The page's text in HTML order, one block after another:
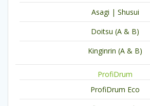
Asagi | Shusui
Doitsu (A & B)
Kinginrin (A & B)
ProfiDrum
ProfiDrum Eco